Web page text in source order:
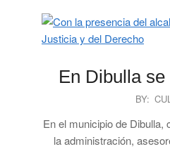
En Dibulla
06
BY:
En el municipio de
la administración,